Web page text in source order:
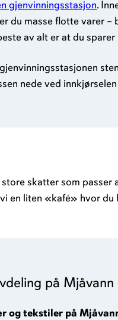
gjenvinningsstasjon.
du masse flotte varer
av alt er at du
nede ved
skatter som passer
en liten «kafé» hvor du
på Mjåvann
og tekstiler på